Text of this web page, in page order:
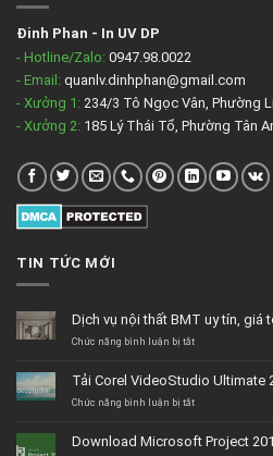
Đinh Phan - In UV DP
- Hotline/Zalo: 0947.98.0022
- Email: quanlv.dinhphan@gmail.com
- Xưởng 1: 234/3 Tô Ngọc Vân, Phường
- Xưởng 2: 185 Lý Thái Tổ, Phường Tân
TIN TỨC MỚI
Dịch vụ nội thất BMT uy tín, giá
Chức năng bình luận bị tắtở
nội
thất
tín,
Tải Corel VideoStudio Ultimate
Chức năng bình luận bị tắtở
VideoStudio
Download Microsoft Project